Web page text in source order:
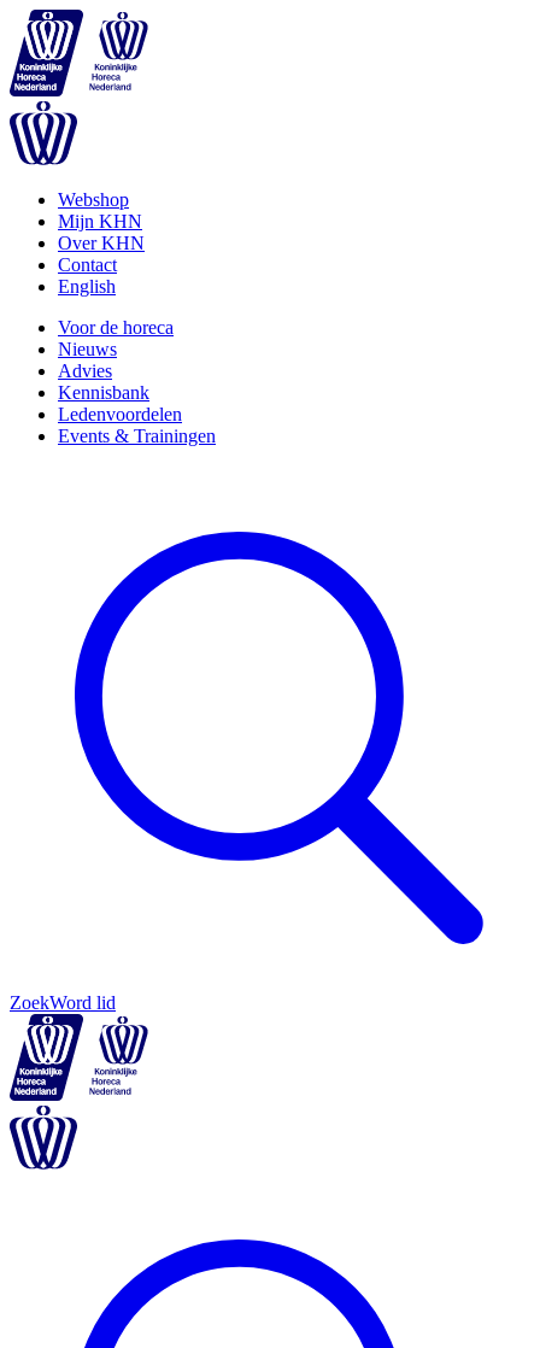
Webshop
Mijn KHN
Over KHN
Contact
English
Voor de horeca
Nieuws
Advies
Kennisbank
Ledenvoordelen
Events & Trainingen
ZoekWord lid